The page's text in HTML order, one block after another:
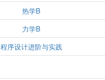
热学B
力学B
程序设计进阶与实践